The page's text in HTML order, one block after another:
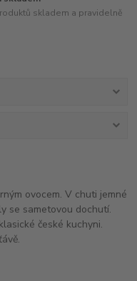
skladem a pravidelně
ovocem. V chuti jemné
se sametovou dochutí.
české kuchyni.